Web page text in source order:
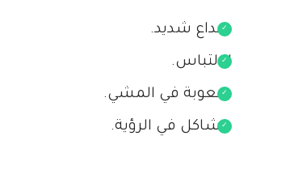
صداع شديد.
الالتباس.
صعوبة في المشي.
مشاكل في الرؤية.